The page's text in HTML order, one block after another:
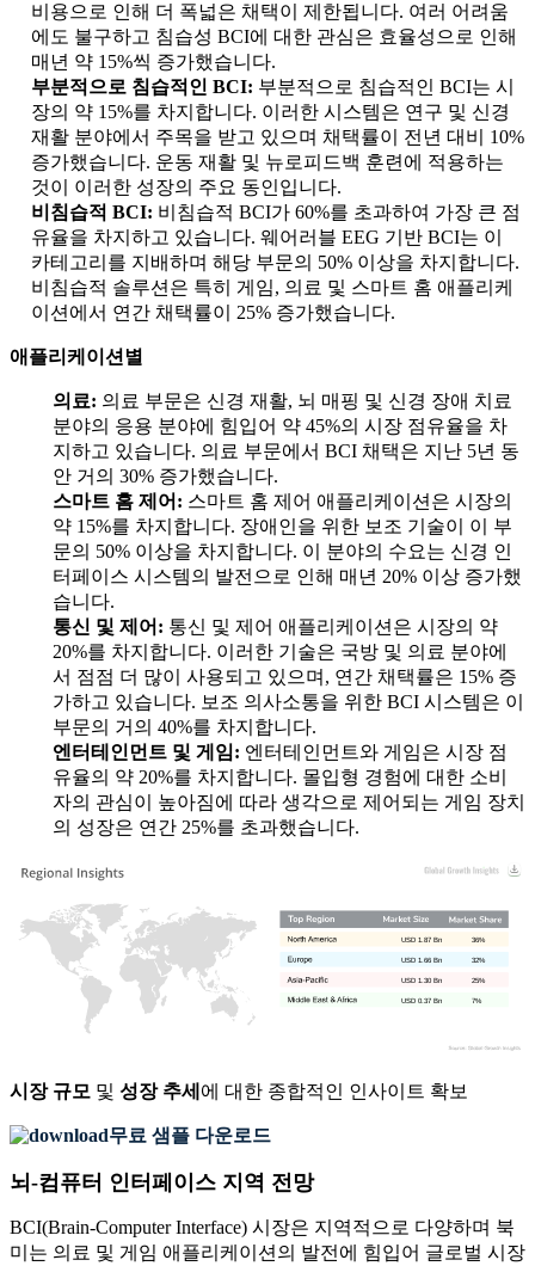
비용으로 인해 더 폭넓은 채택이 제한됩니다. 여러 어려움
에도 불구하고 침습성 BCI에 대한 관심은 효율성으로 인해
매년 약 15%씩 증가했습니다.
부분적으로 침습적인 BCI: 부분적으로 침습적인 BCI는 시
장의 약 15%를 차지합니다. 이러한 시스템은 연구 및 신경
재활 분야에서 주목을 받고 있으며 채택률이 전년 대비 10%
증가했습니다. 운동 재활 및 뉴로피드백 훈련에 적용하는
것이 이러한 성장의 주요 동인입니다.
비침습적 BCI: 비침습적 BCI가 60%를 초과하여 가장 큰 점
유율을 차지하고 있습니다. 웨어러블 EEG 기반 BCI는 이
카테고리를 지배하며 해당 부문의 50% 이상을 차지합니다.
비침습적 솔루션은 특히 게임, 의료 및 스마트 홈 애플리케
이션에서 연간 채택률이 25% 증가했습니다.
애플리케이션별
의료: 의료 부문은 신경 재활, 뇌 매핑 및 신경 장애 치료
분야의 응용 분야에 힘입어 약 45%의 시장 점유율을 차
지하고 있습니다. 의료 부문에서 BCI 채택은 지난 5년 동
안 거의 30% 증가했습니다.
스마트 홈 제어: 스마트 홈 제어 애플리케이션은 시장의
약 15%를 차지합니다. 장애인을 위한 보조 기술이 이 부
문의 50% 이상을 차지합니다. 이 분야의 수요는 신경 인
터페이스 시스템의 발전으로 인해 매년 20% 이상 증가했
습니다.
통신 및 제어: 통신 및 제어 애플리케이션은 시장의 약
20%를 차지합니다. 이러한 기술은 국방 및 의료 분야에
서 점점 더 많이 사용되고 있으며, 연간 채택률은 15% 증
가하고 있습니다. 보조 의사소통을 위한 BCI 시스템은 이
부문의 거의 40%를 차지합니다.
엔터테인먼트 및 게임: 엔터테인먼트와 게임은 시장 점
유율의 약 20%를 차지합니다. 몰입형 경험에 대한 소비
자의 관심이 높아짐에 따라 생각으로 제어되는 게임 장치
의 성장은 연간 25%를 초과했습니다.
7%
USD 0.37 Bn
25%
USD 1.30 Bn
32%
USD 1.66 Bn
36%
USD 1.87 Bn
시장 규모 및 성장 추세 에 대한 종합적인 인사이트 확보
무료 샘플 다운로드
뇌-컴퓨터 인터페이스 지역 전망
BCI(Brain-Computer Interface) 시장은 지역적으로 다양하며 북
미는 의료 및 게임 애플리케이션의 발전에 힘입어 글로벌 시장